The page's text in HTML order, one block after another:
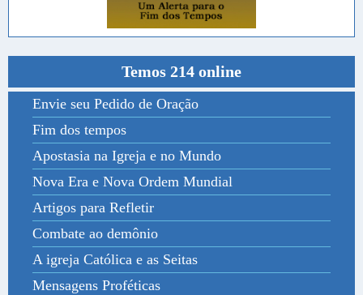
Temos 214 online
Envie seu Pedido de Oração
Fim dos tempos
Apostasia na Igreja e no Mundo
Nova Era e Nova Ordem Mundial
Artigos para Refletir
Combate ao demônio
A igreja Católica e as Seitas
Mensagens Proféticas